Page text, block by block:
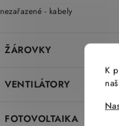
K
nezařazené - kabely
ŽÁROVKY
VENTILÁTORY
FOTOVOLTAIKA